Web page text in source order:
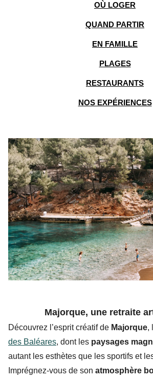
OÙ LOGER
QUAND PARTIR
EN FAMILLE
PLAGES
RESTAURANTS
NOS EXPÉRIENCES
Majorque, une retraite
Découvrez l’esprit créatif de Majorque,
des Baléares, dont les paysages
autant les esthètes que les sportifs et
Imprégnez-vous de son atmosphère